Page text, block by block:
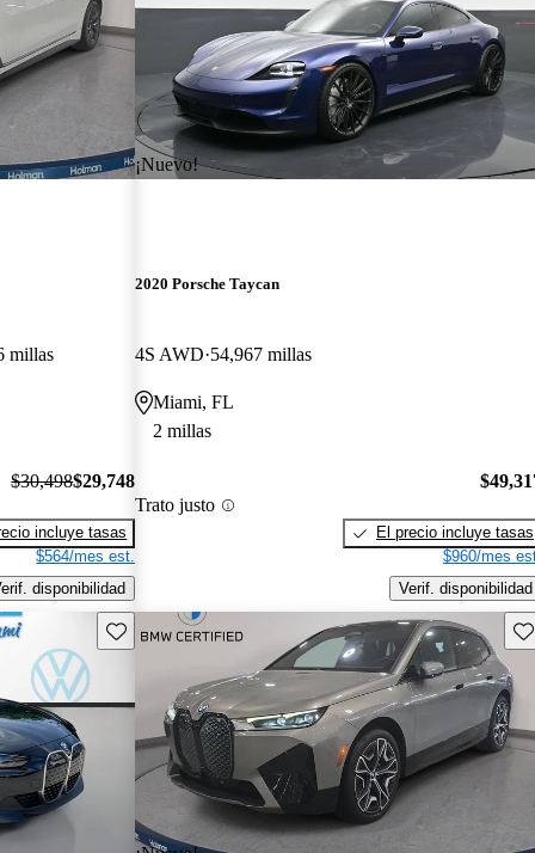
millas
$30,498$29,748
incluye tasas
$564/mes est.
disponibilidad
¡Nuevo!
2020 Porsche Taycan
4S AWD 54,967 millas
Miami, FL
2 millas
Trato justo
El precio incluye tasas
$960/mes
Verif. disponibilidad
Guarda este Aviso